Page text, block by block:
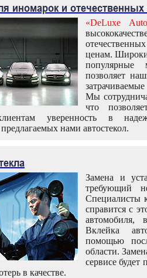
иномарок и
«DeLuxe
ценам.
популярные
позволяет
Мы
что
уверенность в
нами автостекол.
Замена и
требующий
Специалисты
справится с
автомобиля,
Вклейка
помощью
области.
сервисе будет
в качестве.